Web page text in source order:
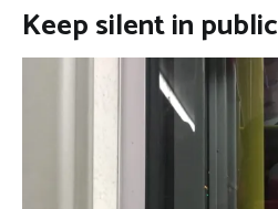
Keep silent in public